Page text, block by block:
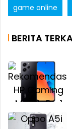
game online
BERITA